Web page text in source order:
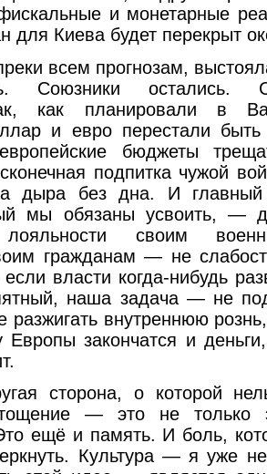
и монетарные
для Киева будет перекрыт
всем прогнозам,
Союзники остались.
как планировали в
и евро перестали
бюджеты
подпитка чужой
а дыра без дна. И
мы обязаны усвоить, —
лояльности своим
гражданам — не
власти когда-нибудь
наша задача — не
разжигать внутреннюю
Европы закончатся и
сторона, о которой
— это не только
ещё и память. И боль,
Культура — я уже